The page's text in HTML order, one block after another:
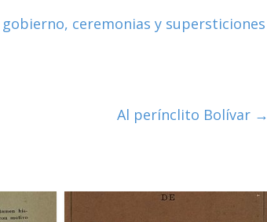
ceremonias y supersticiones
Al perínclito Bolívar →